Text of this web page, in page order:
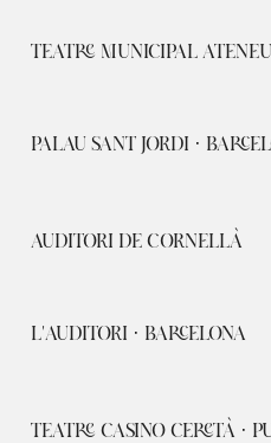
TEATRE MUNICIPAL
PALAU SANT JORDI ·
AUDITORI DE CORNELLÀ
L'AUDITORI · BARCELONA
TEATRE CASINO CERETÀ ·